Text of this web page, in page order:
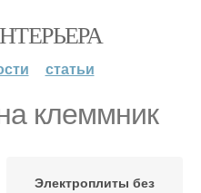
статьи
клеммник
Электроплиты без